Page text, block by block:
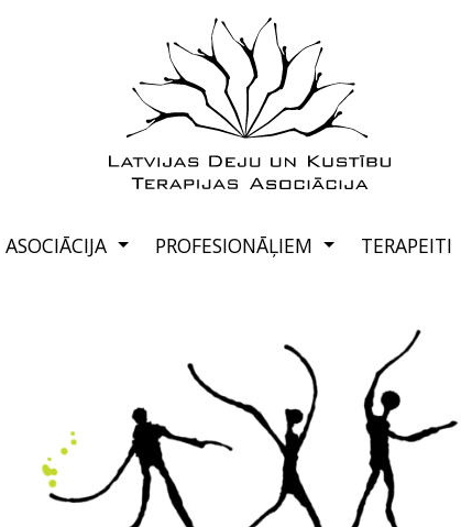
ASOCIĀCIJA PROFESIONĀĻIEM TERAPEITI